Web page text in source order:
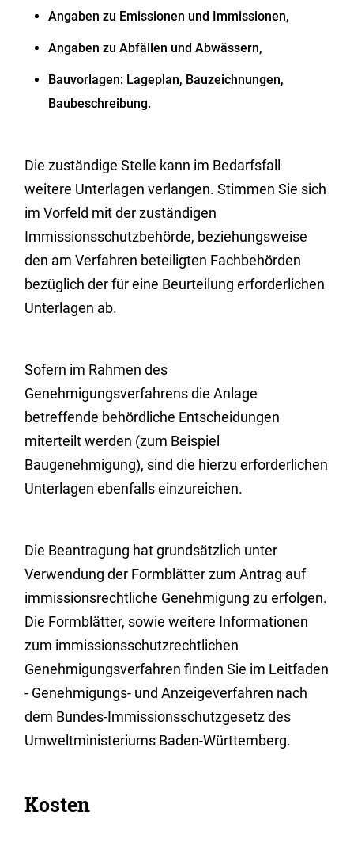
Angaben zu Emissionen und Immissionen,
Angaben zu Abfällen und Abwässern,
Bauvorlagen: Lageplan, Bauzeichnungen,
Baubeschreibung.
Die zuständige Stelle kann im Bedarfsfall
weitere Unterlagen verlangen. Stimmen Sie sich
im Vorfeld mit der zuständigen
Immissionsschutzbehörde, beziehungsweise
den am Verfahren beteiligten Fachbehörden
bezüglich der für eine Beurteilung erforderlichen
Unterlagen ab.
Sofern im Rahmen des
Genehmigungsverfahrens die Anlage
betreffende behördliche Entscheidungen
miterteilt werden (zum Beispiel
Baugenehmigung), sind die hierzu erforderlichen
Unterlagen ebenfalls einzureichen.
Die Beantragung hat grundsätzlich unter
Verwendung der Formblätter zum Antrag auf
immissionsrechtliche Genehmigung zu erfolgen.
Die Formblätter, sowie weitere Informationen
zum immissionsschutzrechtlichen
Genehmigungsverfahren finden Sie im Leitfaden
- Genehmigungs- und Anzeigeverfahren nach
dem Bundes-Immissionsschutzgesetzdes
Umweltministeriums Baden-Württemberg.
Kosten